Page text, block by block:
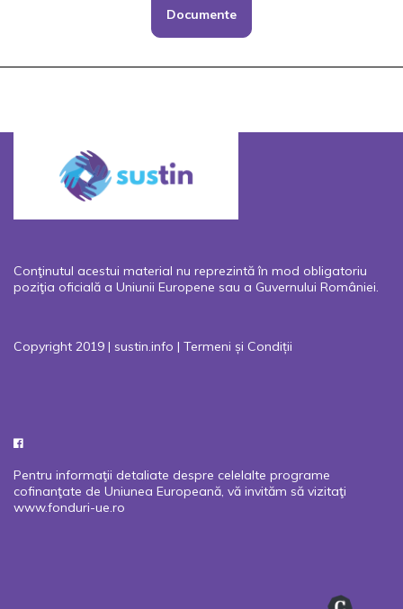
Documente
Conţinutul acestui material nu reprezintă în mod obligatoriu
poziţia oficială a Uniunii Europene sau a Guvernului României.
Copyright 2019 | sustin.info | Termeni și Condiții
Pentru informaţii detaliate despre celelalte programe
cofinanţate de Uniunea Europeană, vă invităm să vizitaţi
www.fonduri-ue.ro